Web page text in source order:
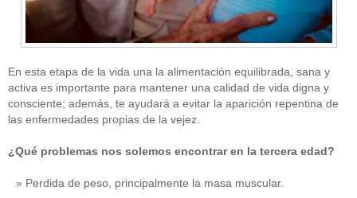
En esta etapa de la vida una la alimentación equilibrada, sana y
activa es importante para mantener una calidad de vida digna y
consciente; además, te ayudará a evitar la aparición repentina de
las enfermedades propias de la vejez.
¿Qué problemas nos solemos encontrar en la tercera edad?
Perdida de peso, principalmente la masa muscular.